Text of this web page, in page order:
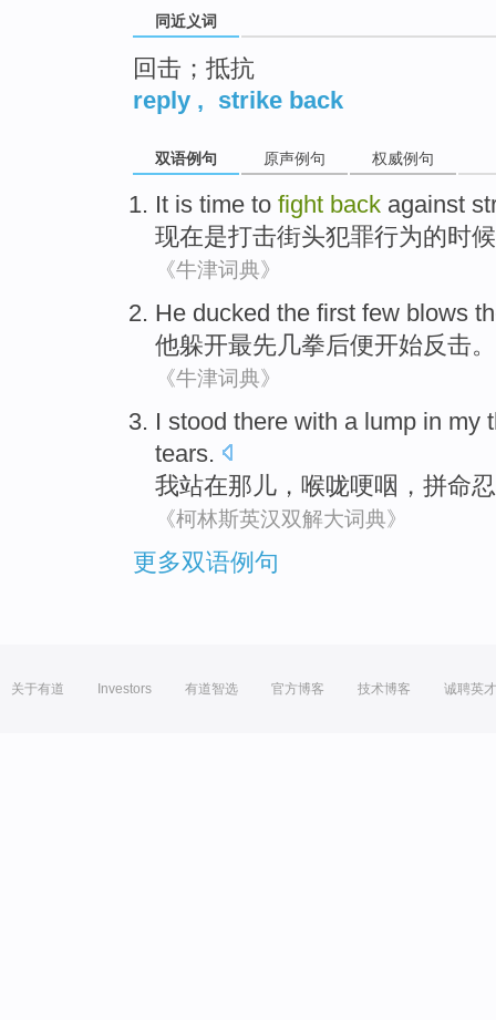
同近义词
回击；抵抗
reply , strike back
双语例句 原声例句 权威例句
It is time to fight back against
现在是打击街头犯罪行为的时候
《牛津词典》
He ducked the first few blows
他躲开最先几拳后便开始反击。
《牛津词典》
I stood there with a lump in my
tears.
我站在那儿 ， 喉咙哽咽 ， 拼命
《柯林斯英汉双解大词典》
更多双语例句
关于有道 Investors 有道智选 官方博客 技术博客 诚聘英才